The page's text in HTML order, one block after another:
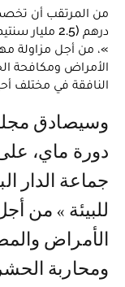
درهم (2.5
»، من أجل مزاولة
الأمراض ومكافحة
النافقة في مختلف
وسيصادق مجلس مدينة الدار البيضاء، خلال
دورة ماي، على
جماعة الدار
للبيئة » من
الأمراض
ومحاربة